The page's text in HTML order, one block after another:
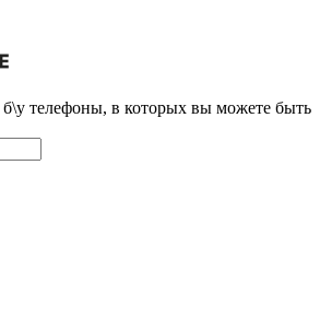
телефоны, в которых вы можете быть